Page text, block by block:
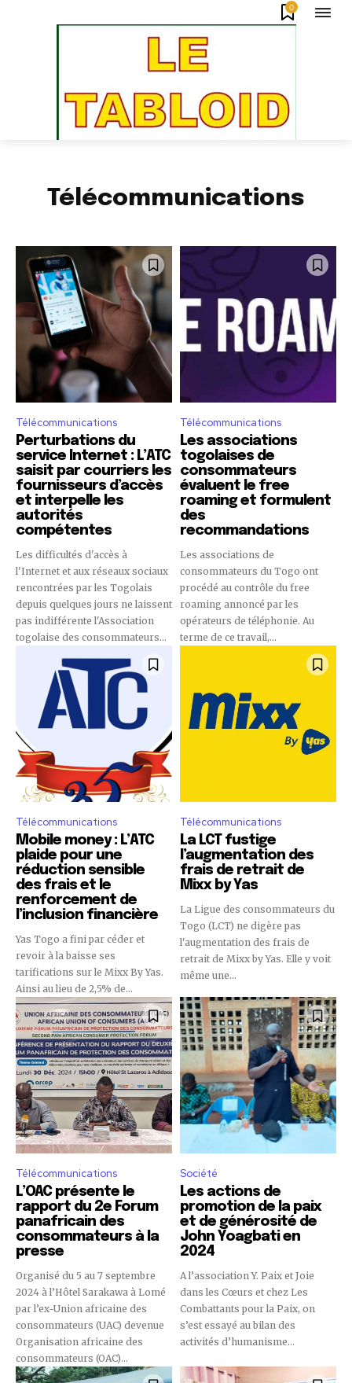
0
Télécommunications
Télécommunications
Perturbations du
service Internet : L’ATC
saisit par courriers les
fournisseurs d’accès
et interpelle les
autorités
compétentes
Les difficultés d'accès à
l'Internet et aux réseaux sociaux
rencontrées par les Togolais
depuis quelques jours ne laissent
pas indifférente l'Association
togolaise des consommateurs...
Télécommunications
Les associations
togolaises de
consommateurs
évaluent le free
roaming et formulent
des
recommandations
Les associations de
consommateurs du Togo ont
procédé au contrôle du free
roaming annoncé par les
opérateurs de téléphonie. Au
terme de ce travail,...
Télécommunications
Mobile money : L’ATC
plaide pour une
réduction sensible
des frais et le
renforcement de
l’inclusion financière
Yas Togo a fini par céder et
revoir à la baisse ses
tarifications sur le Mixx By Yas.
Ainsi au lieu de 2,5% de...
Télécommunications
La LCT fustige
l’augmentation des
frais de retrait de
Mixx by Yas
La Ligue des consommateurs du
Togo (LCT) ne digère pas
l'augmentation des frais de
retrait de Mixx by Yas. Elle y voit
même une...
Télécommunications
L’OAC présente le
rapport du 2e Forum
panafricain des
consommateurs à la
presse
Organisé du 5 au 7 septembre
2024 à l’Hôtel Sarakawa à Lomé
par l’ex-Union africaine des
consommateurs (UAC) devenue
Organisation africaine des
consommateurs (OAC)...
Société
Les actions de
promotion de la paix
et de générosité de
John Yoagbati en
2024
A l’association Y. Paix et Joie
dans les Cœurs et chez Les
Combattants pour la Paix, on
s’est essayé au bilan des
activités d’humanisme...